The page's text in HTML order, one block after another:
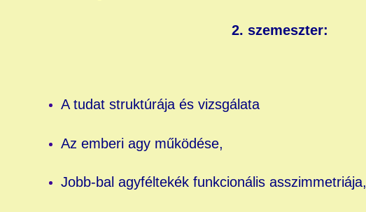
2. szemeszter:
A tudat struktúrája és vizsgálata
Az emberi agy működése,
Jobb-bal agyféltekék funkcionális asszimmetriája,